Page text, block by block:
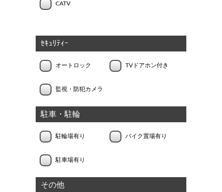
CATV
ｾｷｭﾘﾃｨｰ
オートロック TVドアホン付き
監視・防犯カメラ
駐車・駐輪
駐輪場有り バイク置場有り
駐車場有り
その他